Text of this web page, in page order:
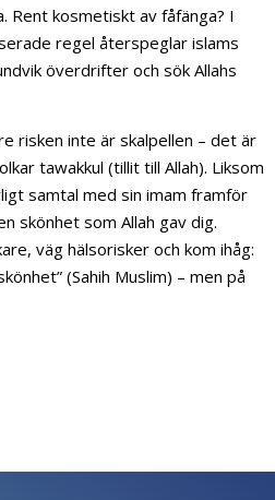
Rent kosmetiskt av fåfänga? I
regel återspeglar islams
överdrifter och sök Allahs
risken inte är skalpellen – det är
tawakkul (tillit till Allah). Liksom
samtal med sin imam framför
skönhet som Allah gav dig.
väg hälsorisker och kom ihåg:
(Sahih Muslim) – men på